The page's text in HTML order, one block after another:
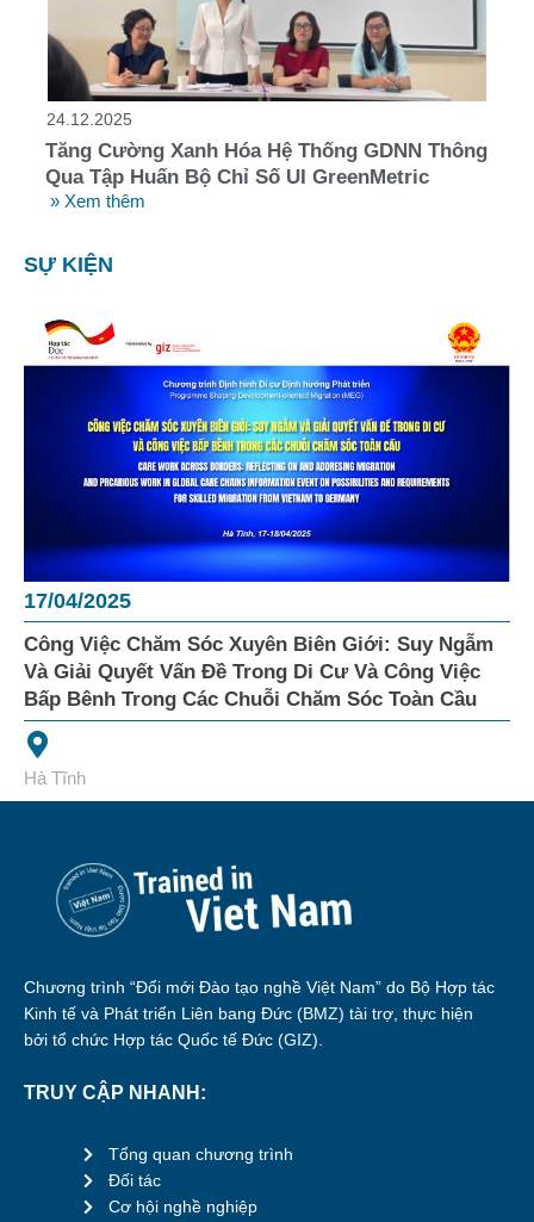
24.12.2025
Tăng Cường Xanh Hóa Hệ Thống GDNN Thông
Qua Tập Huấn Bộ Chỉ Số UI GreenMetric
» Xem thêm
SỰ KIỆN
17/04/2025
Công Việc Chăm Sóc Xuyên Biên Giới: Suy Ngẫm
Và Giải Quyết Vấn Đề Trong Di Cư Và Công Việc
Bấp Bênh Trong Các Chuỗi Chăm Sóc Toàn Cầu
Hà Tĩnh
Chương trình “Đổi mới Đào tạo nghề Việt Nam” do Bộ Hợp tác
Kinh tế và Phát triển Liên bang Đức (BMZ) tài trợ, thực hiện
bởi tổ chức Hợp tác Quốc tế Đức (GIZ).
TRUY CẬP NHANH:
Tổng quan chương trình
Đối tác
Cơ hội nghề nghiệp